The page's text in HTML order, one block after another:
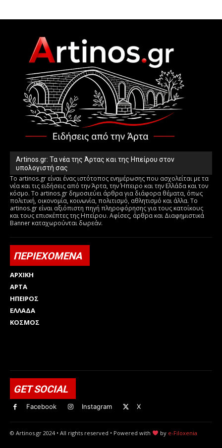
Artinos.gr: Τα νέα της Άρτας και της Ηπείρου στον
υπολογιστή σας
Το artinos.gr είναι ένας ιστότοπος ενημέρωσης που ασχολείται με τα
νέα και τις ειδήσεις από την Άρτα, την Ήπειρο και την Ελλάδα και τον
κόσμο. Το artinos.gr δημοσιεύει άρθρα για διάφορα θέματα, όπως
πολιτική, οικονομία, κοινωνία, πολιτισμό, αθλητισμό και άλλα. Το
artinos.gr είναι αξιόπιστη πηγή πληροφόρησης για τους κατοίκους
και τους επισκέπτες της Ηπείρου. Αφίσες, άρθρα και Διαφημιστικά
Banner καταχωρούνται δωρεάν.
ΠΕΡΙΕΧΟΜΕΝΑ
ΑΡΧΙΚΗ
ΑΡΤΑ
ΗΠΕΙΡΟΣ
ΕΛΛΑΔΑ
ΚΟΣΜΟΣ
GET SOCIAL
Facebook Instagram X
© Artinos.gr 2024 • All rights reserved • Powered with by e-Filoxenia